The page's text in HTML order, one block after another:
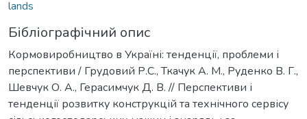
lands
Бібліографічний опис
Кормовиробництво в Україні: тенденції, проблеми і
перспективи / Грудовий Р.С., Ткачук А. М., Руденко В. Г.,
Шевчук О. А., Герасимчук Д. В. // Перспективи і
тенденції розвитку конструкцій та технічного сервісу